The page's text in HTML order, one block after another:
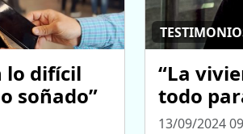
lo difícil
soñado”
“La
todo
13/09/2024